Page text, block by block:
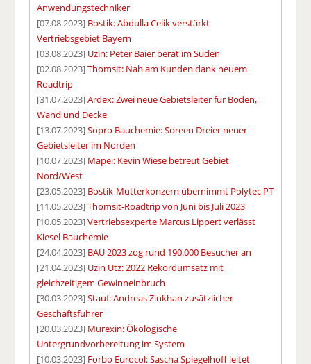
Anwendungstechniker
[07.08.2023] Bostik: Abdulla Celik verstärkt
Vertriebsgebiet Bayern
[03.08.2023] Uzin: Peter Baier berät im Süden
[02.08.2023]Thomsit: Nah am Kunden dank neuem
Roadtrip
[31.07.2023]Ardex: Zwei neue Gebietsleiter für Boden,
Wand und Decke
[13.07.2023]Sopro Bauchemie: Soreen Dreier neuer
Gebietsleiter im Norden
[10.07.2023] Mapei: Kevin Wiese betreut Gebiet
Nord/West
[23.05.2023] Bostik-Mutterkonzern übernimmt Polytec PT
[11.05.2023]Thomsit-Roadtrip von Juni bis Juli 2023
[10.05.2023]Vertriebsexperte Marcus Lippert verlässt
Kiesel Bauchemie
[24.04.2023] BAU 2023 zog rund 190.000 Besucher an
[21.04.2023] Uzin Utz: 2022 Rekordumsatz mit
gleichzeitigem Gewinneinbruch
[30.03.2023]Stauf: Andreas Zinkhan zusätzlicher
Geschäftsführer
[20.03.2023] Murexin: Ökologische
Untergrundvorbereitung im System
[10.03.2023] Forbo Eurocol: Sascha Spiegelhoff leitet